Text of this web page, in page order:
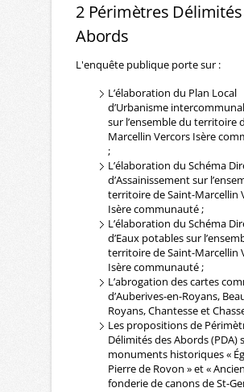
2 Périmètres
Abords
L'enquête publique porte sur :
L’élaboration du Plan Local
d’Urbanisme
sur l’ensemble du territoire
Marcellin Vercors Isère
;
L’élaboration du Schéma
d’Assainissement sur
territoire de Saint-Marcellin
Isère communauté ;
L’élaboration du Schéma
d’Eaux potables sur
territoire de Saint-Marcellin
Isère communauté ;
L’abrogation des cartes
d’Auberives-en-Royans,
Royans, Chantesse et
Les propositions de
Délimités des Abords (PDA)
monuments historiques «
Pierre de Rovon » et «
fonderie de canons de St-